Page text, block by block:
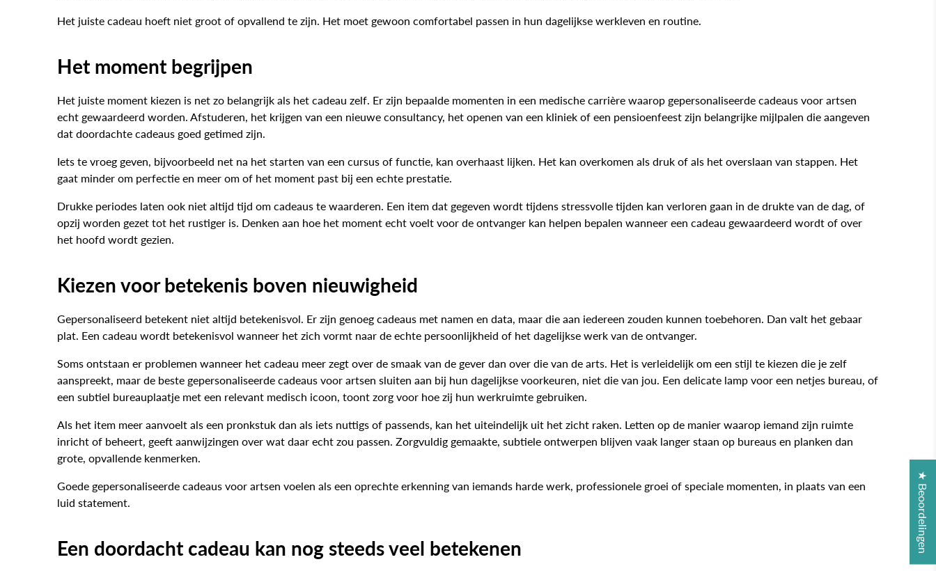
Het juiste cadeau hoeft niet groot of opvallend te zijn. Het moet gewoon comfortabel passen in hun dagelijkse werkleven en routine.
Het moment begrijpen
Het juiste moment kiezen is net zo belangrijk als het cadeau zelf. Er zijn bepaalde momenten in een medische carrière waarop gepersonaliseerde cadeaus voor artsen
echt gewaardeerd worden. Afstuderen, het krijgen van een nieuwe consultancy, het openen van een kliniek of een pensioenfeest zijn belangrijke mijlpalen die aangeven
dat doordachte cadeaus goed getimed zijn.
Iets te vroeg geven, bijvoorbeeld net na het starten van een cursus of functie, kan overhaast lijken. Het kan overkomen als druk of als het overslaan van stappen. Het
gaat minder om perfectie en meer om of het moment past bij een echte prestatie.
Drukke periodes laten ook niet altijd tijd om cadeaus te waarderen. Een item dat gegeven wordt tijdens stressvolle tijden kan verloren gaan in de drukte van de dag, of
opzij worden gezet tot het rustiger is. Denken aan hoe het moment echt voelt voor de ontvanger kan helpen bepalen wanneer een cadeau gewaardeerd wordt of over
het hoofd wordt gezien.
Kiezen voor betekenis boven nieuwigheid
Gepersonaliseerd betekent niet altijd betekenisvol. Er zijn genoeg cadeaus met namen en data, maar die aan iedereen zouden kunnen toebehoren. Dan valt het gebaar
plat. Een cadeau wordt betekenisvol wanneer het zich vormt naar de echte persoonlijkheid of het dagelijkse werk van de ontvanger.
Soms ontstaan er problemen wanneer het cadeau meer zegt over de smaak van de gever dan over die van de arts. Het is verleidelijk om een stijl te kiezen die je zelf
aanspreekt, maar de beste gepersonaliseerde cadeaus voor artsen sluiten aan bij hun dagelijkse voorkeuren, niet die van jou. Een delicate lamp voor een netjes bureau, of
een subtiel bureauplaatje met een relevant medisch icoon, toont zorg voor hoe zij hun werkruimte gebruiken.
Als het item meer aanvoelt als een pronkstuk dan als iets nuttigs of passends, kan het uiteindelijk uit het zicht raken. Letten op de manier waarop iemand zijn ruimte
inricht of beheert, geeft aanwijzingen over wat daar echt zou passen. Zorgvuldig gemaakte, subtiele ontwerpen blijven vaak langer staan op bureaus en planken dan
grote, opvallende kenmerken.
Goede gepersonaliseerde cadeaus voor artsen voelen als een oprechte erkenning van iemands harde werk, professionele groei of speciale momenten, in plaats van een
luid statement.
Een doordacht cadeau kan nog steeds veel betekenen ★ Beoordelingen